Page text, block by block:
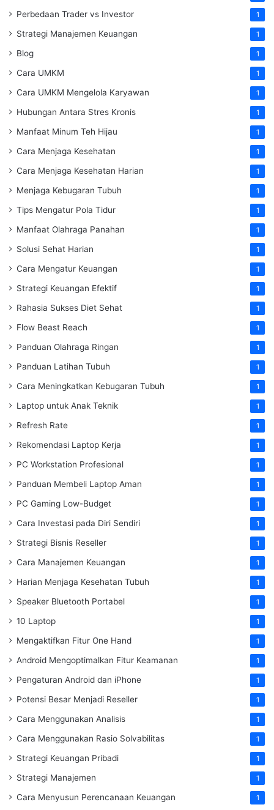
Perbedaan Trader vs Investor 1
Strategi Manajemen Keuangan 1
Blog 1
Cara UMKM 1
Cara UMKM Mengelola Karyawan 1
Hubungan Antara Stres Kronis 1
Manfaat Minum Teh Hijau 1
Cara Menjaga Kesehatan 1
Cara Menjaga Kesehatan Harian 1
Menjaga Kebugaran Tubuh 1
Tips Mengatur Pola Tidur 1
Manfaat Olahraga Panahan 1
Solusi Sehat Harian 1
Cara Mengatur Keuangan 1
Strategi Keuangan Efektif 1
Rahasia Sukses Diet Sehat 1
Flow Beast Reach 1
Panduan Olahraga Ringan 1
Panduan Latihan Tubuh 1
Cara Meningkatkan Kebugaran Tubuh 1
Laptop untuk Anak Teknik 1
Refresh Rate 1
Rekomendasi Laptop Kerja 1
PC Workstation Profesional 1
Panduan Membeli Laptop Aman 1
PC Gaming Low-Budget 1
Cara Investasi pada Diri Sendiri 1
Strategi Bisnis Reseller 1
Cara Manajemen Keuangan 1
Harian Menjaga Kesehatan Tubuh 1
Speaker Bluetooth Portabel 1
10 Laptop 1
Mengaktifkan Fitur One Hand 1
Android Mengoptimalkan Fitur Keamanan 1
Pengaturan Android dan iPhone 1
Potensi Besar Menjadi Reseller 1
Cara Menggunakan Analisis 1
Cara Menggunakan Rasio Solvabilitas 1
Strategi Keuangan Pribadi 1
Strategi Manajemen 1
Cara Menyusun Perencanaan Keuangan 1